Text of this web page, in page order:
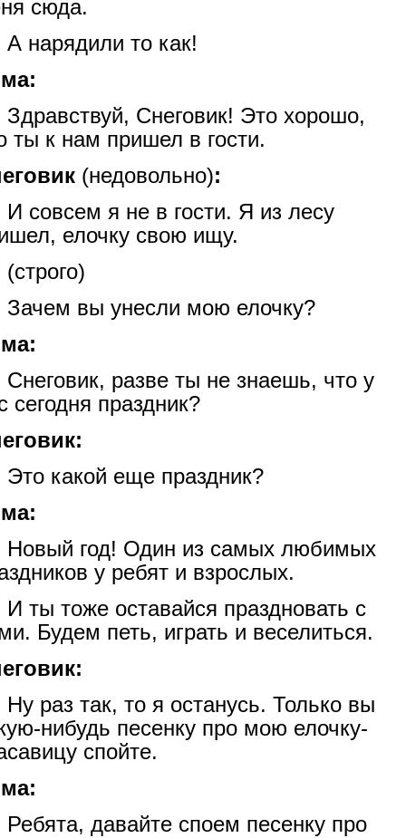
сюда.
А нарядили то как!
Здравствуй, Снеговик! Это хорошо,
ты к нам пришел в гости.
(недовольно):
И совсем я не в гости. Я из лесу
елочку свою ищу.
(строго)
Зачем вы унесли мою елочку?
Снеговик, разве ты не знаешь, что у
сегодня праздник?
Это какой еще праздник?
Новый год! Один из самых любимых
у ребят и взрослых.
И ты тоже оставайся праздновать с
Будем петь, играть и веселиться.
Ну раз так, то я останусь. Только вы
нибудь песенку про мою елочку-
спойте.
Ребята, давайте споем песенку про